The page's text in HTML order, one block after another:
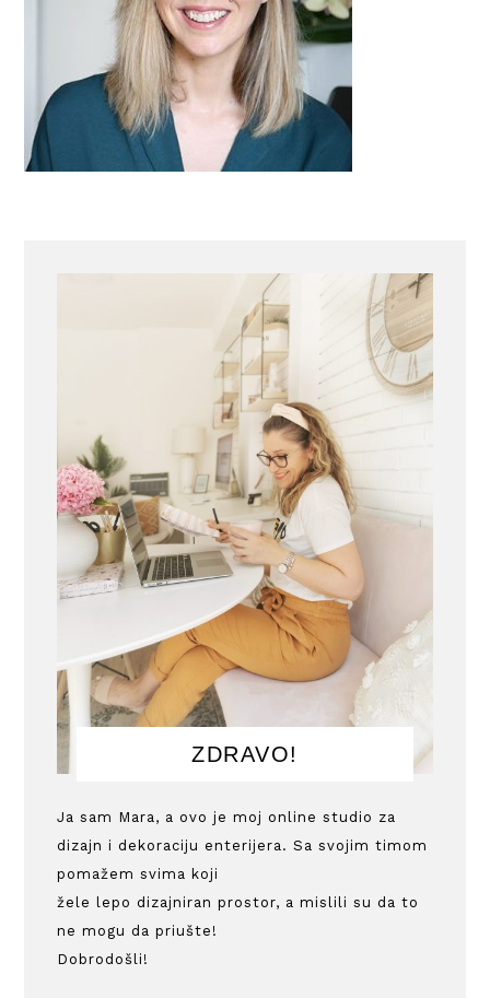
ZDRAVO!
Ja sam Mara, a ovo je moj online studio za
dizajn i dekoraciju enterijera. Sa svojim timom
pomažem svima koji
žele lepo dizajniran prostor, a mislili su da to
ne mogu da priušte!
Dobrodošli!